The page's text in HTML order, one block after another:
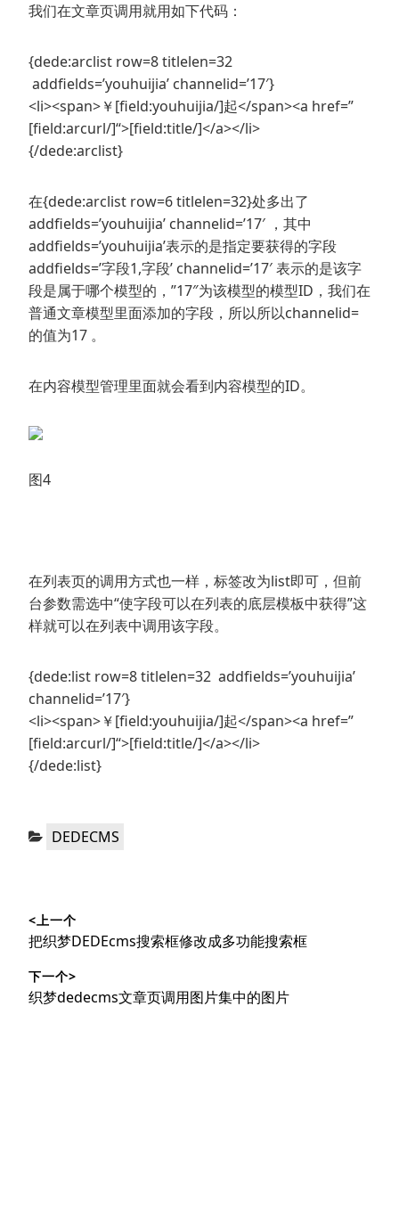
我们在文章页调用就用如下代码：
{dede:arclist row=8 titlelen=32
addfields=’youhuijia’ channelid=’17′}
<li><span>￥[field:youhuijia/]起</span><a href=”
[field:arcurl/]“>[field:title/]</a></li>
{/dede:arclist}
在{dede:arclist row=6 titlelen=32}处多出了
addfields=’youhuijia’ channelid=’17′ ，其中
addfields=’youhuijia’表示的是指定要获得的字段
addfields=’字段1,字段’ channelid=’17′ 表示的是该字
段是属于哪个模型的，”17″为该模型的模型ID，我们在
普通文章模型里面添加的字段，所以所以channelid=
的值为17 。
在内容模型管理里面就会看到内容模型的ID。
图4
在列表页的调用方式也一样，标签改为list即可，但前
台参数需选中“使字段可以在列表的底层模板中获得”这
样就可以在列表中调用该字段。
{dede:list row=8 titlelen=32 addfields=’youhuijia’
channelid=’17′}
<li><span>￥[field:youhuijia/]起</span><a href=”
[field:arcurl/]“>[field:title/]</a></li>
{/dede:list}
分
DEDECMS
章
导
航
<上一个
上
文
章：
把织梦DEDEcms搜索框修改成多功能搜索框
下一个>
下
织梦dedecms文章页调用图片集中的图片